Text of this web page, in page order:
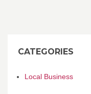
CATEGORIES
Local Business